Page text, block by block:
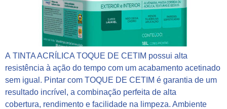
A TINTA ACRÍLICA TOQUE DE CETIM possui alta
resistência à ação do tempo com um acabamento acetinado
sem igual. Pintar com TOQUE DE CETIM é garantia de um
resultado incrível, a combinação perfeita de alta
cobertura, rendimento e facilidade na limpeza. Ambiente